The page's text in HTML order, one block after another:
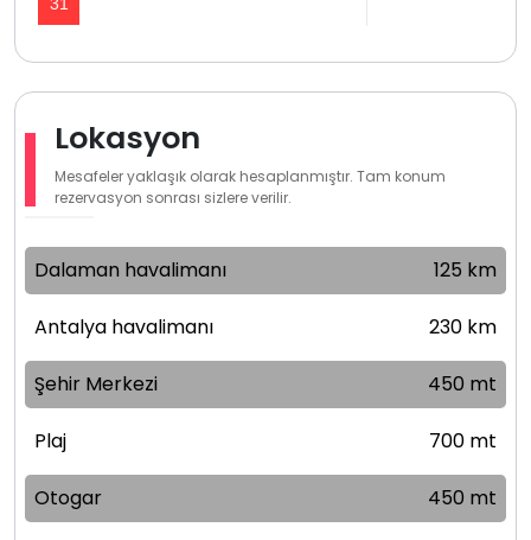
31
Lokasyon
Mesafeler yaklaşık olarak hesaplanmıştır. Tam konum
rezervasyon sonrası sizlere verilir.
Dalaman havalimanı 125 km
Antalya havalimanı 230 km
Şehir Merkezi 450 mt
Plaj 700 mt
Otogar 450 mt